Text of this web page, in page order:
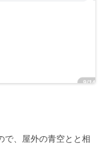
で、屋外の青空とと相